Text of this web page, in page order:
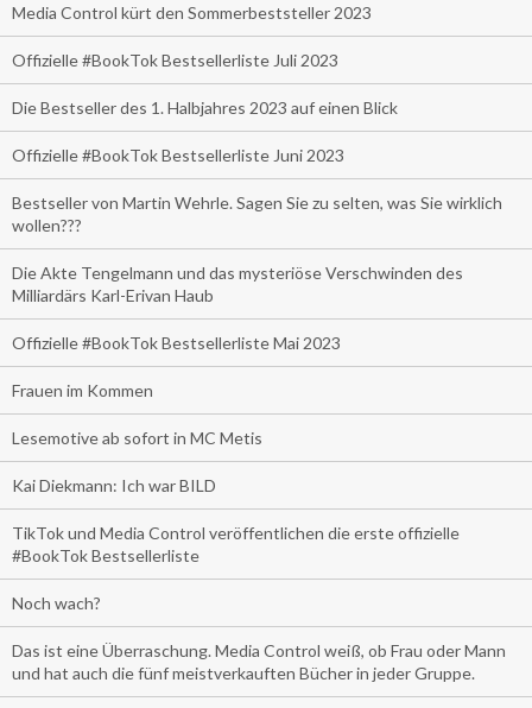
Media Control kürt den Sommerbeststeller 2023
Offizielle #BookTok Bestsellerliste Juli 2023
Die Bestseller des 1. Halbjahres 2023 auf einen Blick
Offizielle #BookTok Bestsellerliste Juni 2023
Bestseller von Martin Wehrle. Sagen Sie zu selten, was Sie wirklich
wollen???
Die Akte Tengelmann und das mysteriöse Verschwinden des
Milliardärs Karl-Erivan Haub
Offizielle #BookTok Bestsellerliste Mai 2023
Frauen im Kommen
Lesemotive ab sofort in MC Metis
Kai Diekmann: Ich war BILD
TikTok und Media Control veröffentlichen die erste offizielle
#BookTok Bestsellerliste
Noch wach?
Das ist eine Überraschung. Media Control weiß, ob Frau oder Mann
und hat auch die fünf meistverkauften Bücher in jeder Gruppe.